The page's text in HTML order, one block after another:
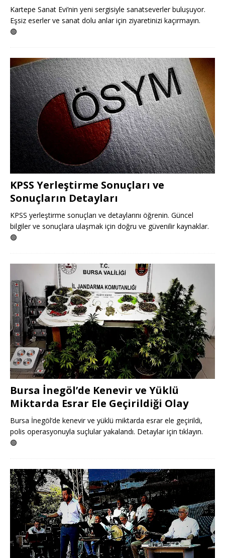
Kartepe Sanat Evi’nin yeni sergisiyle sanatseverler buluşuyor.
Eşsiz eserler ve sanat dolu anlar için ziyaretinizi kaçırmayın.
🟢
KPSS Yerleştirme Sonuçları ve
Sonuçların Detayları
KPSS yerleştirme sonuçları ve detaylarını öğrenin. Güncel
bilgiler ve sonuçlara ulaşmak için doğru ve güvenilir kaynaklar.
🟢
Bursa İnegöl’de Kenevir ve Yüklü
Miktarda Esrar Ele Geçirildiği Olay
Bursa İnegöl’de kenevir ve yüklü miktarda esrar ele geçirildi,
polis operasyonuyla suçlular yakalandı. Detaylar için tıklayın.
🟢